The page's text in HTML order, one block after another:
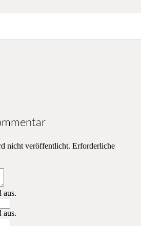
nicht veröffentlicht. Erforderliche
aus.
aus.